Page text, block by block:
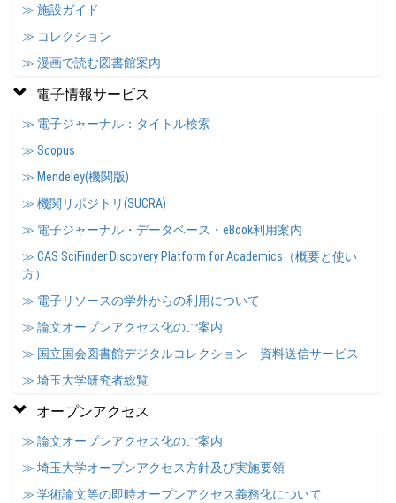
≫ 施設ガイド
≫ コレクション
≫ 漫画で読む図書館案内
電子情報サービス
≫ 電子ジャーナル：タイトル検索
≫ Scopus
≫ Mendeley(機関版)
≫ 機関リポジトリ(SUCRA)
≫ 電子ジャーナル・データベース・eBook利用案内
≫ CAS SciFinder Discovery Platform for Academics（概要と使い
方）
≫ 電子リソースの学外からの利用について
≫ 論文オープンアクセス化のご案内
≫ 国立国会図書館デジタルコレクション 資料送信サービス
≫ 埼玉大学研究者総覧
オープンアクセス
≫ 論文オープンアクセス化のご案内
≫ 埼玉大学オープンアクセス方針及び実施要領
≫ 学術論文等の即時オープンアクセス義務化について